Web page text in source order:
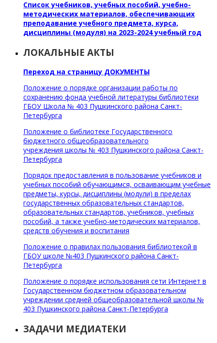
Список учебников, учебных пособий, учебно-
методических материалов, обеспечивающих
преподавание учебного предмета, курса,
дисциплины (модуля) на 2023-2024 учебный год
ЛОКАЛЬНЫЕ АКТЫ
Переход на страницу ДОКУМЕНТЫ
Положение о порядке организации работы по
сохранению фонда учебной литературы библиотеки
ГБОУ Школа № 403 Пушкинского района Санкт-
Петербурга
Положение о библиотеке Государственного
бюджетного общеобразовательного
учреждения школы № 403 Пушкинского района Санкт-
Петербурга
Порядок предоставления в пользование учебников и
учебных пособий обучающимся, осваивающим учебные
предметы, курсы, дисциплины (модули) в пределах
государственных образовательных стандартов,
образовательных стандартов, учебников, учебных
пособий, а также учебно-методических материалов,
средств обучения и воспитания
Положение о правилах пользования библиотекой в
ГБОУ школе №403 Пушкинского района Санкт-
Петербурга
Положение о порядке использования сети Интернет в
Государственном бюджетном образовательном
учреждении средней общеобразовательной школы №
403 Пушкинского района Санкт-Петербурга
ЗАДАЧИ МЕДИАТЕКИ